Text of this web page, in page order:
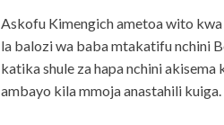
Askofu Kimengich ametoa wito
la balozi wa baba mtakatifu nchini
katika shule za hapa nchini akisema
ambayo kila mmoja anastahili kuiga.